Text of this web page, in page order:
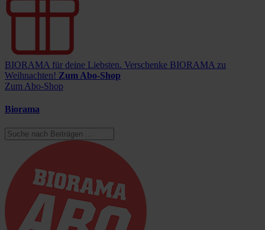
BIORAMA für deine Liebsten. Verschenke BIORAMA zu
Weihnachten! Zum Abo-Shop
Zum Abo-Shop
Biorama